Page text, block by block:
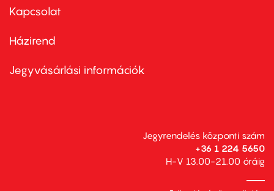
firstKapcsolat
Footer
second
Házirend
Jegyvásárlási információk
Jegyrendelés központi szám
+36 1 224 5650
H-V 13.00-21.00 óráig